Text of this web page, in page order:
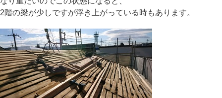
2階の梁が少しですが浮き上がっている時もあります。